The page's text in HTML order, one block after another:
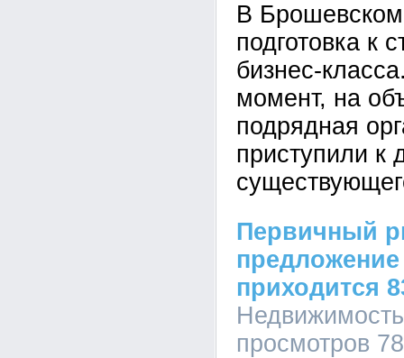
В Брошевском
подготовка к
бизнес-
момент, на
подрядная
приступили к
Первичный
предложение
приходится
просмотров